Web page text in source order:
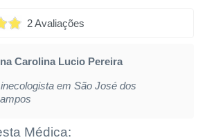
2 Avaliações
Carolina Lucio Pereira
em São José dos
Médica: